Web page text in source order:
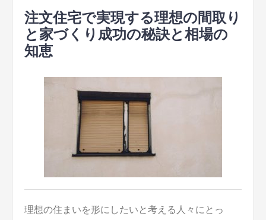
注文住宅で実現する理想の間取り
と家づくり成功の秘訣と相場の
知恵
理想の住まいを形にしたいと考える人々にとっ